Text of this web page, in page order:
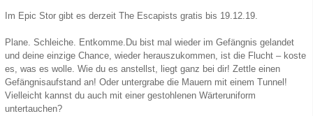
Im Epic Stor gibt es derzeit The Escapists gratis bis 19.12.19.
Plane. Schleiche. Entkomme.Du bist mal wieder im Gefängnis gelandet
und deine einzige Chance, wieder herauszukommen, ist die Flucht – koste
es, was es wolle. Wie du es anstellst, liegt ganz bei dir! Zettle einen
Gefängnisaufstand an! Oder untergrabe die Mauern mit einem Tunnel!
Vielleicht kannst du auch mit einer gestohlenen Wärteruniform
untertauchen?